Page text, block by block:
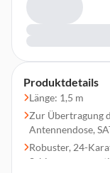
Produktdetails
Länge: 1,5 m
Zur Übertragung
Antennendose,
Robuster, 24-
Schirmung